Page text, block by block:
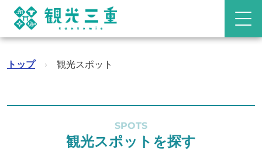
トップ › 観光スポット
SPOTS
観光スポットを探す